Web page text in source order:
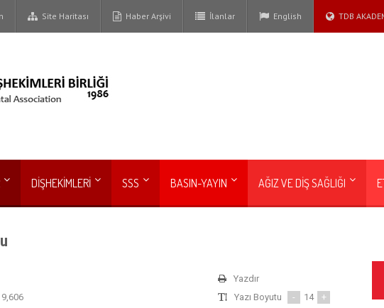
Site Haritası Haber Arşivi İlanlar English TDB
DİŞHEKİMLERİ SSS BASIN-YAYIN AĞIZ VE DİŞ SAĞLIĞI
Yazdır
Yazı Boyutu
- 14 +
9,606